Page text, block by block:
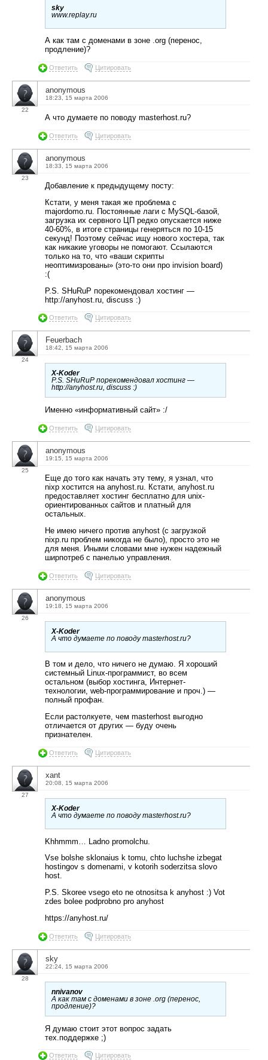
sky
www.replay.ru
А как там с доменами в зоне .org (перенос,
продление)?
Ответить Цитировать
22
anonymous
18:23, 15 марта 2006
А что думаете по поводу masterhost.ru?
Ответить Цитировать
23
anonymous
18:33, 15 марта 2006
Добавление к предыдущему посту:
Кстати, у меня такая же проблема с
majordomo.ru. Постоянные лаги с MySQL-базой,
загрузка их сервного ЦП редко опускается ниже
40-60%, в итоге страницы генеряться по 10-15
секунд! Поэтому сейчас ищу нового хостера, так
как никакие уговоры не помогают. Ссылаются
только на то, что «ваши скрипты
неоптимизрованы» (это-то они про invision board)
:(
P.S. SHuRuP порекомендовал хостинг —
http://anyhost.ru, discuss :)
Ответить Цитировать
24
Feuerbach
18:42, 15 марта 2006
X-Koder
P.S. SHuRuP порекомендовал хостинг —
http://anyhost.ru, discuss :)
Именно «информативный сайт» :/
Ответить Цитировать
25
anonymous
19:15, 15 марта 2006
Еще до того как начать эту тему, я узнал, что
nixp хостится на anyhost.ru. Кстати, anyhost.ru
предоставляет хостинг бесплатно для unix-
ориентированных сайтов и платный для
остальных.
Не имею ничего против anyhost (с загрузкой
nixp.ru проблем никогда не было), просто это не
для меня. Иными словами мне нужен надежный
ширпотреб с панелью управления.
Ответить Цитировать
26
anonymous
19:18, 15 марта 2006
X-Koder
А что думаете по поводу masterhost.ru?
В том и дело, что ничего не думаю. Я хороший
системный Linux-программист, во всем
остальном (выбор хостинга, Интернет-
технологии, web-программирование и проч.) —
полный профан.
Если растолкуете, чем masterhost выгодно
отличается от других — буду очень
признателен.
Ответить Цитировать
27
xant
20:08, 15 марта 2006
X-Koder
А что думаете по поводу masterhost.ru?
Khhmmm… Ladno promolchu.
Vse bolshe sklonaius k tomu, chto luchshe izbegat
hostingov s domenami, v kotorih soderzitsa slovo
host.
P.S. Skoree vsego eto ne otnositsa k anyhost :) Vot
zdes bolee podprobno pro anyhost
https://anyhost.ru/
Ответить Цитировать
28
sky
22:24, 15 марта 2006
nnivanov
А как там с доменами в зоне .org (перенос,
продление)?
Я думаю стоит этот вопрос задать
тех.поддержке ;)
Ответить Цитировать